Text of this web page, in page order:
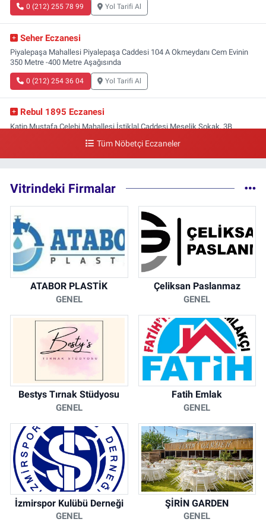
0 (212) 255 78 99 Yol Tarifi Al
Seher Eczanesi
Piyalepaşa Mahallesi Piyalepaşa Caddesi 104 A Okmeydanı Cem Evinin
350 Metre -400 Metre Aşağısında
0 (212) 254 36 04 Yol Tarifi Al
Rebul 1895 Eczanesi
Katip Mustafa Çelebi Mahallesi İstiklal Caddesi Meşelik Sokak, 3B
Tüm Nöbetçi Eczaneler
Vitrindeki Firmalar
ATABOR PLASTİK
GENEL
Çeliksan Paslanmaz
GENEL
Bestys Tırnak Stüdyosu
GENEL
Fatih Emlak
GENEL
İzmirspor Kulübü Derneği
GENEL
ŞİRİN GARDEN
GENEL